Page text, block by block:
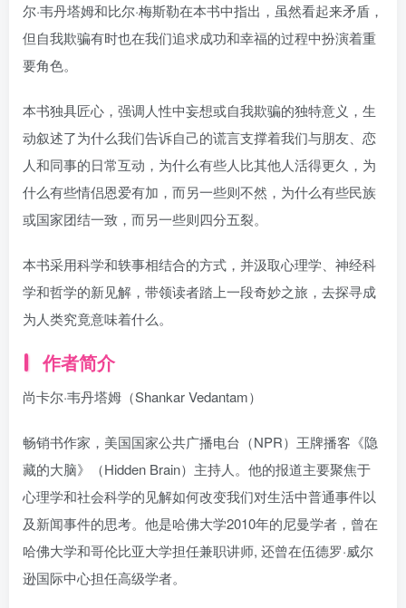
尔·韦丹塔姆和比尔·梅斯勒在本书中指出，虽然看起来矛盾，
但自我欺骗有时也在我们追求成功和幸福的过程中扮演着重
要角色。
本书独具匠心，强调人性中妄想或自我欺骗的独特意义，生
动叙述了为什么我们告诉自己的谎言支撑着我们与朋友、恋
人和同事的日常互动，为什么有些人比其他人活得更久，为
什么有些情侣恩爱有加，而另一些则不然，为什么有些民族
或国家团结一致，而另一些则四分五裂。
本书采用科学和轶事相结合的方式，并汲取心理学、神经科
学和哲学的新见解，带领读者踏上一段奇妙之旅，去探寻成
为人类究竟意味着什么。
作者简介
尚卡尔·韦丹塔姆（Shankar Vedantam）
畅销书作家，美国国家公共广播电台（NPR）王牌播客《隐
藏的大脑》（Hidden Brain）主持人。他的报道主要聚焦于
心理学和社会科学的见解如何改变我们对生活中普通事件以
及新闻事件的思考。他是哈佛大学2010年的尼曼学者，曾在
哈佛大学和哥伦比亚大学担任兼职讲师, 还曾在伍德罗·威尔
逊国际中心担任高级学者。